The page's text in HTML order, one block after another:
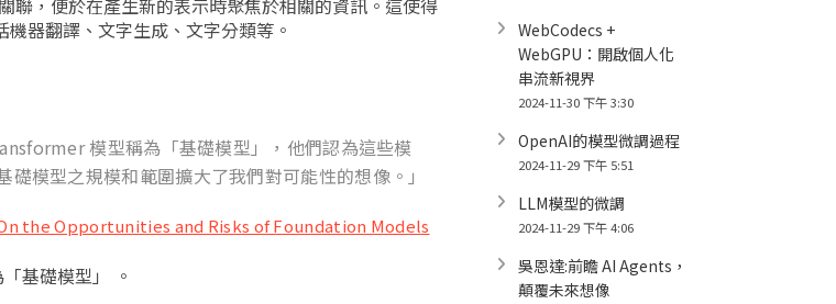
聯，便於在產生新的表示時聚焦於相關的資訊。這使得
器翻譯、文字生成、文字分類等。
模型稱為「基礎模型」，他們認為這些模
模型之規模和範圍擴大了我們對可能性的想像。」
the Opportunities and Risks of Foundation Models
基礎模型」 。
WebCodecs +
WebGPU：開啟個人化
串流新視界
2024-11-30 下午 3:30
OpenAI的模型微調過程
2024-11-29 下午 5:51
LLM模型的微調
2024-11-29 下午 4:06
吳恩達:前瞻 AI Agents，
顛覆未來想像